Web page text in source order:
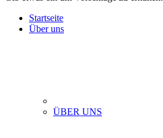
Startseite
Über uns
ÜBER UNS